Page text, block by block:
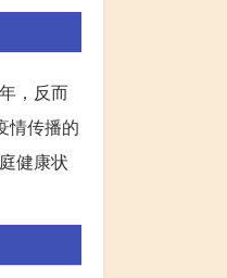
，反而
情传播的
健康状